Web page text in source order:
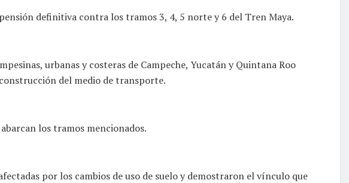
definitiva contra los tramos 3, 4, 5 norte y 6 del Tren Maya.
urbanas y costeras de Campeche, Yucatán y Quintana Roo
del medio de transporte.
los tramos mencionados.
por los cambios de uso de suelo y demostraron el vínculo que